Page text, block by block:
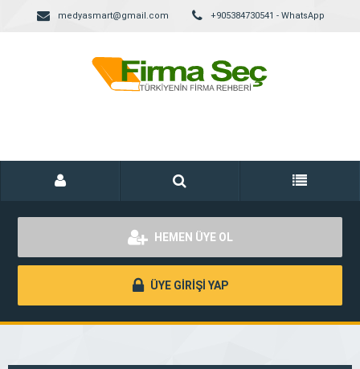
medyasmart@gmail.com +905384730541 - WhatsApp
HEMEN ÜYE OL
ÜYE GİRİŞİ YAP